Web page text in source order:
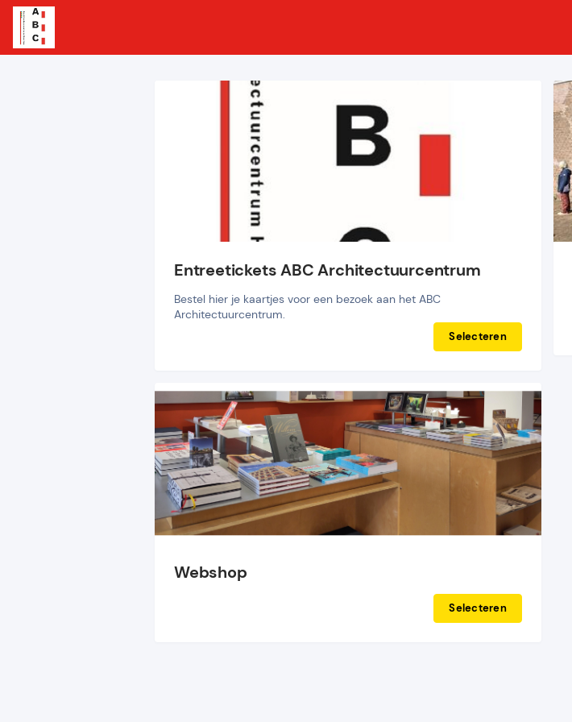
Entreetickets ABC Architectuurcentrum
Bestel hier je kaartjes voor een bezoek aan het ABC
Architectuurcentrum.
Selecteren
Webshop
Selecteren